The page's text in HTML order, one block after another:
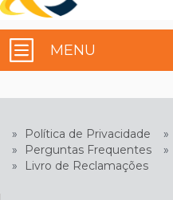
MENU
» Política de Privacidade »
»
Perguntas Frequentes »
»
Livro de Reclamações